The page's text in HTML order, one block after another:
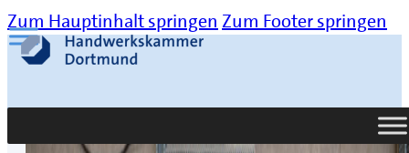
Zum Hauptinhalt springen Zum Footer springen
Suche